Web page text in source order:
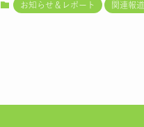
お知らせ＆レポート 関連報道